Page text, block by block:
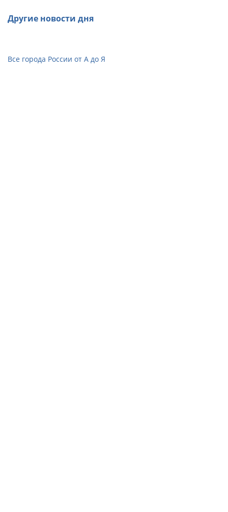
Другие новости дня
Все города России от А до Я